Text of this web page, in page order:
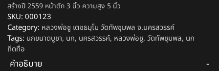
สร้างปี 2559 หน้าตัก 3 นิ้ว ความสูง 5 นิ้ว
SKU: 000123
Category: หลวงพ่อชู เตชธมฺโม วัดทัพชุมพล จ.นครสวรรค์
Tags: นกขนาดบูชา, นก, นครสวรรค์, หลวงพ่อชู, วัดทัพชุมพล, นก
ถึดทือ
คำอธิบาย